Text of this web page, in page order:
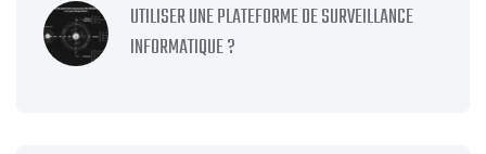
UTILISER UNE PLATEFORME DE SURVEILLANCE
INFORMATIQUE ?